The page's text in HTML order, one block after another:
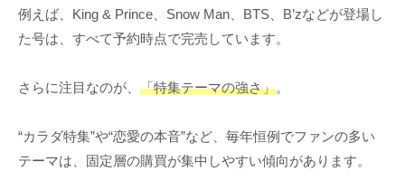
例えば、King & Prince、Snow Man、BTS、B’zなどが登場し
た号は、すべて予約時点で完売しています。
さらに注目なのが、 「特集テーマの強さ」。
“カラダ特集”や“恋愛の本音”など、毎年恒例でファンの多い
テーマは、固定層の購買が集中しやすい傾向があります。